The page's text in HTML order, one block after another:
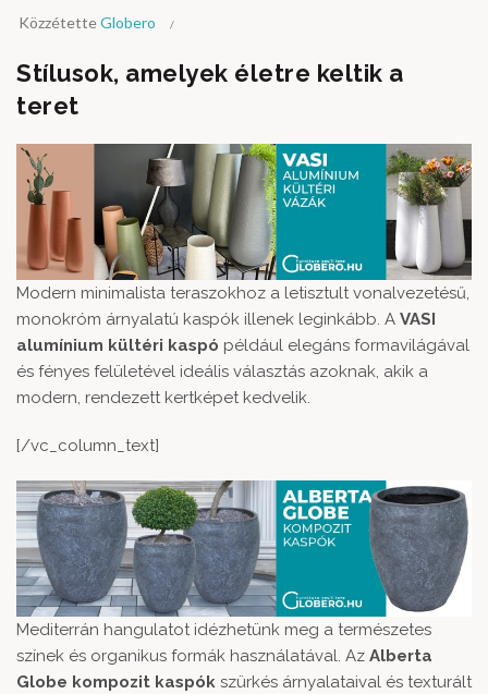
KözzétetteGlobero
Stílusok, amelyek életre keltik a
teret
Modern minimalista teraszokhoz a letisztult vonalvezetésű,
monokróm árnyalatú kaspók illenek leginkább. A VASI
alumínium kültéri kaspó például elegáns formavilágával
és fényes felületével ideális választás azoknak, akik a
modern, rendezett kertképet kedvelik.
[/vc_column_text]
Mediterrán hangulatot idézhetünk meg a természetes
színek és organikus formák használatával. Az Alberta
Globe kompozit kaspók szürkés árnyalataival és texturált